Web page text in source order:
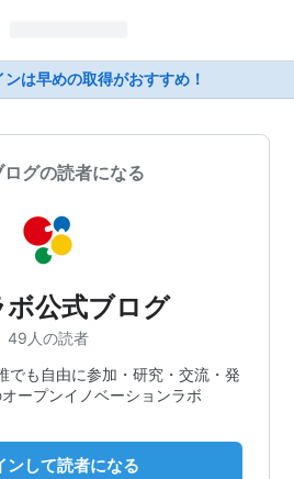
は早めの取得がおすすめ！
ログの読者になる
ボ公式ブログ
49人の読者
でも自由に参加・研究・交流・発
ープンイノベーションラボ
ンして読者になる